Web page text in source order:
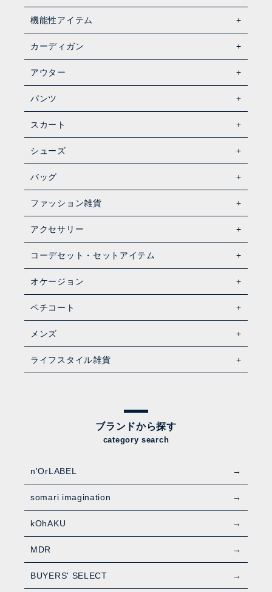
機能性アイテム
カーディガン
アウター
パンツ
スカート
シューズ
バッグ
ファッション雑貨
アクセサリー
コーデセット・セットアイテム
オケージョン
ペチコート
メンズ
ライフスタイル雑貨
ブランドから探す
category search
n'OrLABEL
somari imagination
kOhAKU
MDR
BUYERS' SELECT